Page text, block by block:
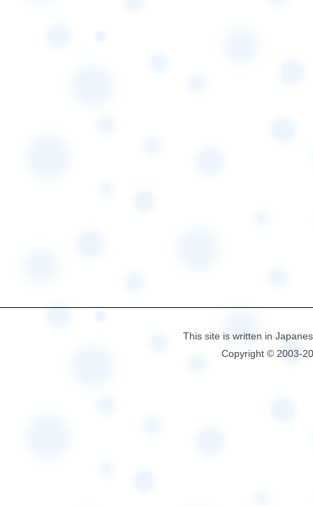
This site is written in
Copyright © 2003-